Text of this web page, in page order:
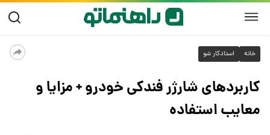
خانه استادکار شو
کاربردهای شارژر فندکی خودرو + مزایا و
معایب استفاده